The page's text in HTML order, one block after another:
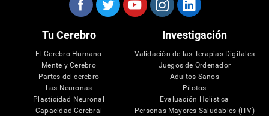
Tu Cerebro
El Cerebro Humano
Mente y Cerebro
Partes del cerebro
Las Neuronas
Plasticidad Neuronal
Capacidad Cerebral
Investigación
Validación de las Terapias Digitales
Juegos de Ordenador
Adultos Sanos
Pilotos
Evaluación Holistica
Personas Mayores Saludables (iTV)